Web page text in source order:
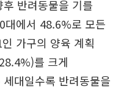
반려동물을 기를
대에서 48.6%로 모든
가구의 양육 계획
를 크게
대일수록 반려동물을